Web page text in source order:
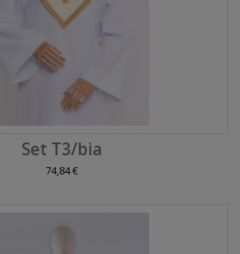
Set T3/bia
74,84 €